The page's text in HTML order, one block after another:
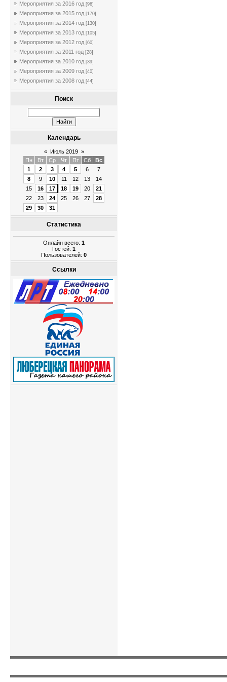
Мероприятия за 2016 год [96]
Мероприятия за 2015 год [170]
Мероприятия за 2014 год [130]
Мероприятия за 2013 год [105]
Мероприятия за 2012 год [60]
Мероприятия за 2011 год [28]
Мероприятия за 2010 год [39]
Мероприятия за 2009 год [40]
Мероприятия за 2008 год [44]
Поиск
Календарь
« Июль 2019 »
Пн
Вт Ср Чт Пт Сб
Вс
1
2 3 4 5 6
7
8
9 10 11 12 13
14
15
16 17 18 19 20
21
22
23 24 25 26 27
28
29
30 31
Статистика
Онлайн всего: 1
Гостей: 1
Пользователей: 0
Ссылки